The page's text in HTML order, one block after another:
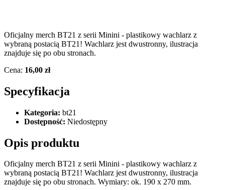
Oficjalny merch BT21 z serii Minini - plastikowy wachlarz z
wybraną postacią BT21! Wachlarz jest dwustronny, ilustracja
znajduje się po obu stronach.
Cena: 16,00 zł
Specyfikacja
Kategoria: bt21
Dostępność: Niedostępny
Opis produktu
Oficjalny merch BT21 z serii Minini - plastikowy wachlarz z
wybraną postacią BT21! Wachlarz jest dwustronny, ilustracja
znajduje się po obu stronach. Wymiary: ok. 190 x 270 mm.